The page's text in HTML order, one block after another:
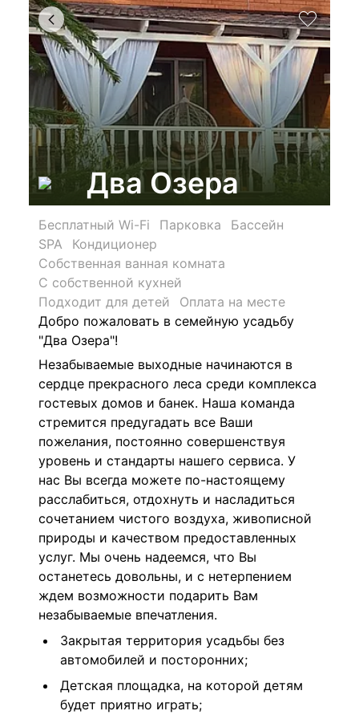
Два Озера
Бесплатный Wi-Fi Парковка
Бассейн
SPA
Кондиционер
Собственная ванная комната
С собственной кухней
Подходит для детей
Оплата на месте
Добро пожаловать в семейную усадьбу
"Два Озера"!
Незабываемые выходные начинаются в
сердце прекрасного леса среди комплекса
гостевых домов и банек. Наша команда
стремится предугадать все Ваши
пожелания, постоянно совершенствуя
уровень и стандарты нашего сервиса. У
нас Вы всегда можете по-настоящему
расслабиться, отдохнуть и насладиться
сочетанием чистого воздуха, живописной
природы и качеством предоставленных
услуг. Мы очень надеемся, что Вы
останетесь довольны, и с нетерпением
ждем возможности подарить Вам
незабываемые впечатления.
Закрытая территория усадьбы без
автомобилей и посторонних;
Детская площадка, на которой детям
будет приятно играть;